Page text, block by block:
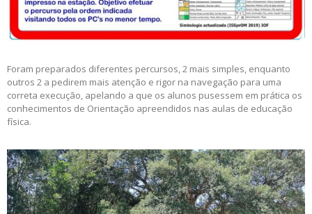
Foram preparados diferentes percursos, 2 mais simples, enquanto
outros 2 a pedirem mais atenção e rigor na navegação para uma
correta execução, apelando a que os alunos pusessem em prática os
conhecimentos de Orientação apreendidos nas aulas de educação
física.